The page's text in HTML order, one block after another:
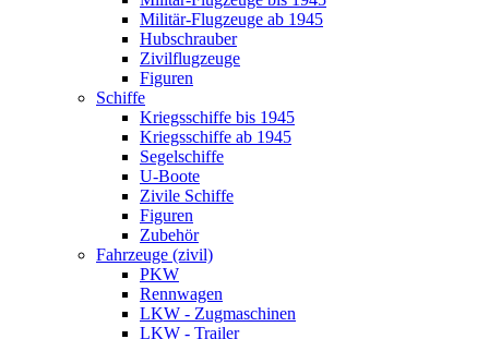
Militär-Flugzeuge ab 1945
Hubschrauber
Zivilflugzeuge
Figuren
Schiffe
Kriegsschiffe bis 1945
Kriegsschiffe ab 1945
Segelschiffe
U-Boote
Zivile Schiffe
Figuren
Zubehör
Fahrzeuge (zivil)
PKW
Rennwagen
LKW - Zugmaschinen
LKW - Trailer